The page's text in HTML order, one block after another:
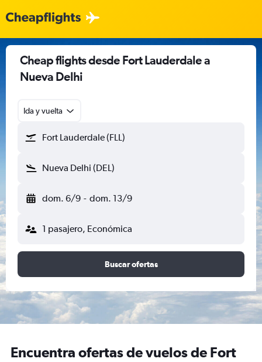
Cheap flights desde Fort Lauderdale a
Nueva Delhi
Ida y vuelta
Fort Lauderdale (FLL)
Nueva Delhi (DEL)
dom. 6/9 - dom. 13/9
1 pasajero, Económica
Buscar ofertas
Encuentra ofertas de vuelos de Fort